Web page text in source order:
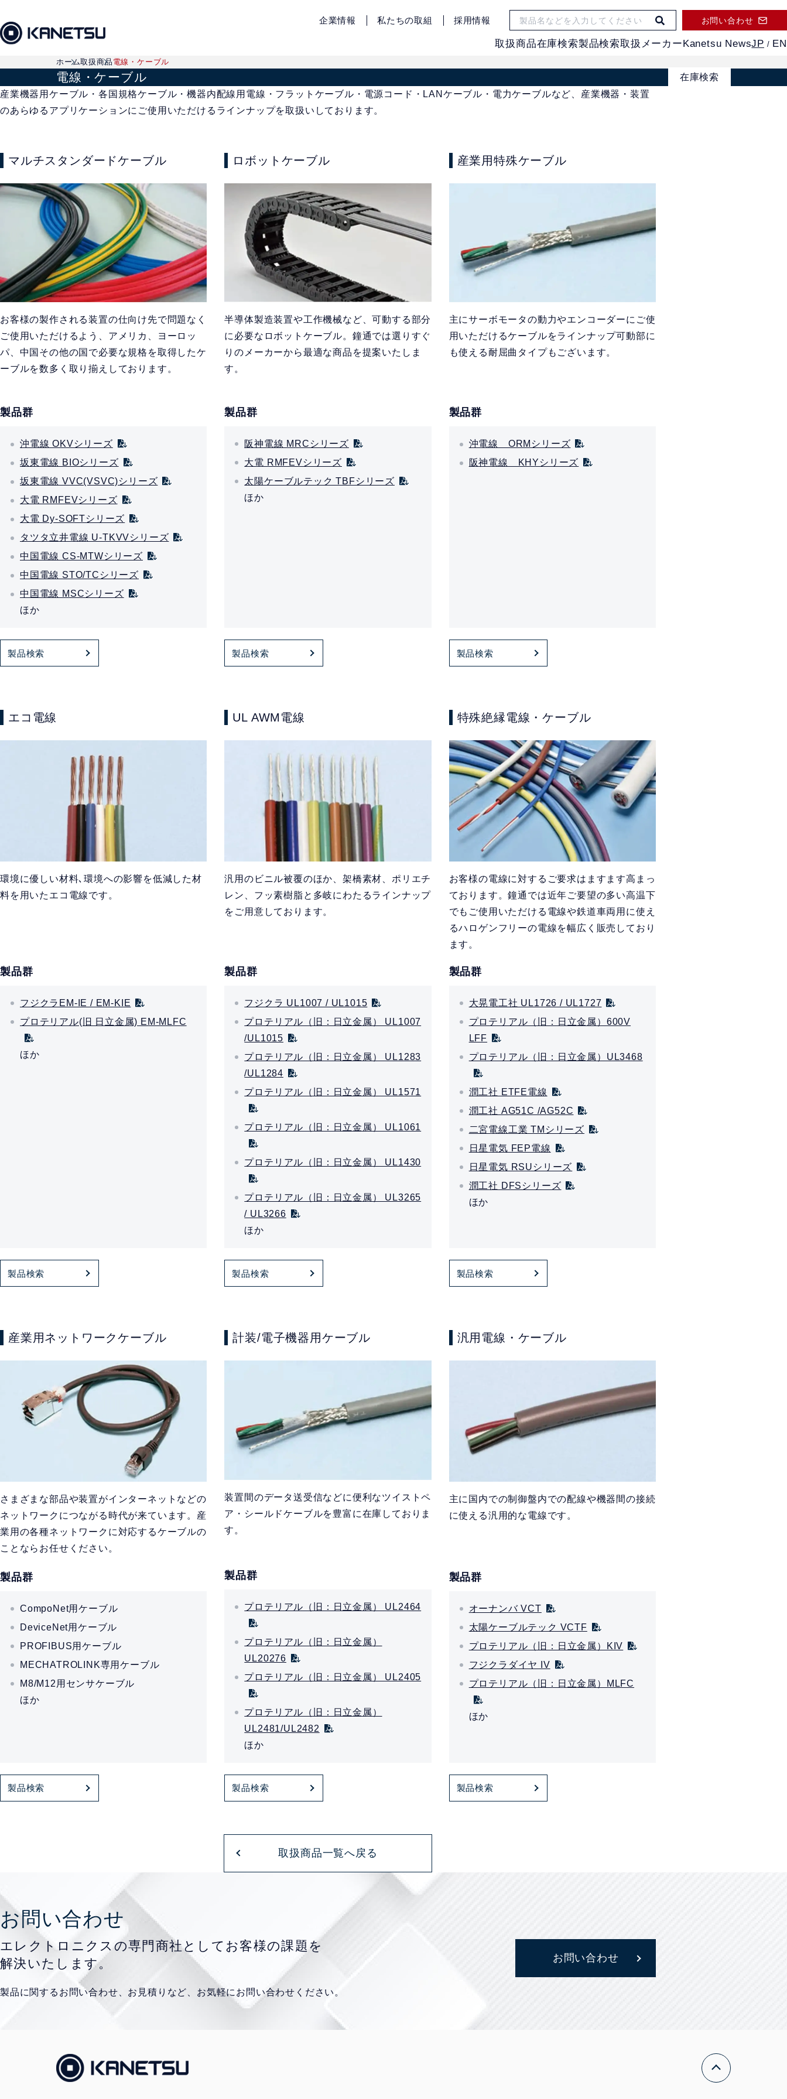
企業情報 私たちの取組 採用情報 お問い合わせ
取扱商品在庫検索製品検索取扱メーカーKanetsu NewsJP / EN
ホーム取扱商品 電線・ケーブル
電線・ケーブル
在庫検索
産業機器用ケーブル・各国規格ケーブル・機器内配線用電線・フラットケーブル・電源コード・LANケーブル・電力ケーブルなど、産業機器・装置
のあらゆるアプリケーションにご使用いただけるラインナップを取扱いしております。
マルチスタンダードケーブル
お客様の製作される装置の仕向け先で問題なく
ご使用いただけるよう、アメリカ、ヨーロッ
パ、中国その他の国で必要な規格を取得したケ
ーブルを数多く取り揃えしております。
製品群
沖電線 OKVシリーズ
坂東電線 BIOシリーズ
坂東電線 VVC(VSVC)シリーズ
大電 RMFEVシリーズ
大電 Dy-SOFTシリーズ
タツタ立井電線 U-TKVVシリーズ
中国電線 CS-MTWシリーズ
中国電線 STO/TCシリーズ
中国電線 MSCシリーズ
ほか
製品検索
ロボットケーブル
半導体製造装置や工作機械など、可動する部分
に必要なロボットケーブル。鐘通では選りすぐ
りのメーカーから最適な商品を提案いたしま
す。
製品群
阪神電線 MRCシリーズ
大電 RMFEVシリーズ
太陽ケーブルテック TBFシリーズ
ほか
製品検索
産業用特殊ケーブル
主にサーボモータの動力やエンコーダーにご使
用いただけるケーブルをラインナップ可動部に
も使える耐屈曲タイプもございます。
製品群
沖電線 ORMシリーズ
阪神電線 KHYシリーズ
製品検索
エコ電線
環境に優しい材料､環境への影響を低減した材
料を用いたエコ電線です。
製品群
フジクラEM-IE / EM-KIE
プロテリアル(旧 日立金属) EM-MLFC
ほか
製品検索
UL AWM電線
汎用のビニル被覆のほか、架橋素材、ポリエチ
レン、フッ素樹脂と多岐にわたるラインナップ
をご用意しております。
製品群
フジクラ UL1007 / UL1015
プロテリアル（旧：日立金属） UL1007
/UL1015
プロテリアル（旧：日立金属） UL1283
/UL1284
プロテリアル（旧：日立金属） UL1571
プロテリアル（旧：日立金属） UL1061
プロテリアル（旧：日立金属） UL1430
プロテリアル（旧：日立金属） UL3265
/ UL3266
ほか
製品検索
特殊絶縁電線・ケーブル
お客様の電線に対するご要求はますます高まっ
ております。鐘通では近年ご要望の多い高温下
でもご使用いただける電線や鉄道車両用に使え
るハロゲンフリーの電線を幅広く販売しており
ます。
製品群
大晃電工社 UL1726 / UL1727
プロテリアル（旧：日立金属）600V
LFF
プロテリアル（旧：日立金属）UL3468
潤工社 ETFE電線
潤工社 AG51C /AG52C
二宮電線工業 TMシリーズ
日星電気 FEP電線
日星電気 RSUシリーズ
潤工社 DFSシリーズ
ほか
製品検索
産業用ネットワークケーブル
さまざまな部品や装置がインターネットなどの
ネットワークにつながる時代が来ています。産
業用の各種ネットワークに対応するケーブルの
ことならお任せください。
製品群
CompoNet用ケーブル
DeviceNet用ケーブル
PROFIBUS用ケーブル
MECHATROLINK専用ケーブル
M8/M12用センサケーブル
ほか
製品検索
計装/電子機器用ケーブル
装置間のデータ送受信などに便利なツイストペ
ア・シールドケーブルを豊富に在庫しておりま
す。
製品群
プロテリアル（旧：日立金属） UL2464
プロテリアル（旧：日立金属）
UL20276
プロテリアル（旧：日立金属） UL2405
プロテリアル（旧：日立金属）
UL2481/UL2482
ほか
製品検索
汎用電線・ケーブル
主に国内での制御盤内での配線や機器間の接続
に使える汎用的な電線です。
製品群
オーナンバ VCT
太陽ケーブルテック VCTF
プロテリアル（旧：日立金属）KIV
フジクラダイヤ IV
プロテリアル（旧：日立金属）MLFC
ほか
製品検索
取扱商品一覧へ戻る
お問い合わせ
エレクトロニクスの専門商社として お客様の課題を
解決いたします。
製品に関するお問い合わせ、お見積りなど、 お気軽にお問い合わせください。
お問い合わせ